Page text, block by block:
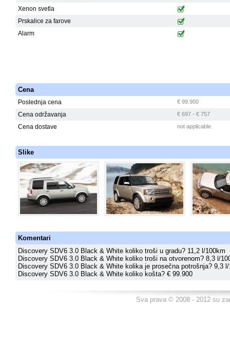
Xenon svetla
Prskalice za farove
Alarm
Cena
Poslednja cena € 99.900
Cena održavanja € 697 - € 757
Cena dostave not applicable
Slike
Komentari
Discovery SDV6 3.0 Black & White koliko troši u gradu? 11,2 l/100km
Discovery SDV6 3.0 Black & White koliko troši na otvorenom? 8,3 l/
Discovery SDV6 3.0 Black & White kolika je prosečna potrošnja? 9,3
Discovery SDV6 3.0 Black & White koliko košta? € 99.900
Sva prava © 2008 - 2012 su